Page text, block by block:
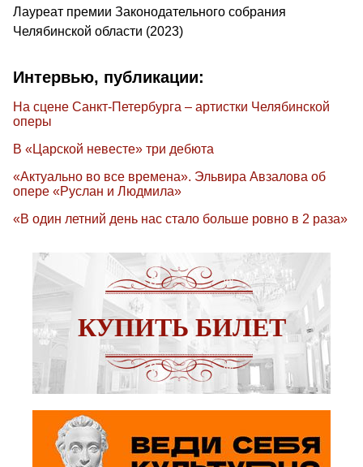
Лауреат премии Законодательного собрания
Челябинской области (2023)
Интервью, публикации:
На сцене Санкт-Петербурга – артистки Челябинской
оперы
В «Царской невесте» три дебюта
«Актуально во все времена». Эльвира Авзалова об
опере «Руслан и Людмила»
«В один летний день нас стало больше ровно в 2 раза»
КУПИТЬ БИЛЕТ